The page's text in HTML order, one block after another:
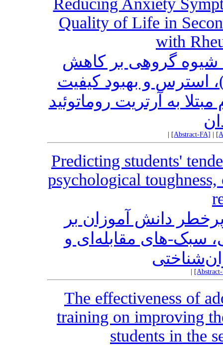
Reducing Anxiety
Quality of Life in
with
شیوه گروهی بر کاهش
و بهبود کیفیت
به آرتریت روماتوئید
[Abstract-FA]
Predicting students'
psychological
دانش آموزان بر
های مقابله‌ای و
The effectiveness of
training on improving
students in the